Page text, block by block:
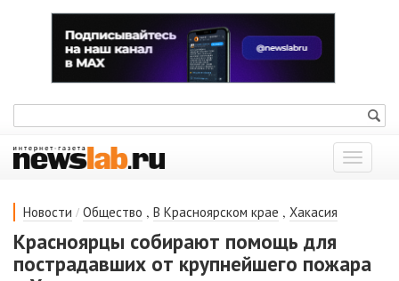
Показать
меню
Новости / Общество , В Красноярском крае , Хакасия
Красноярцы собирают помощь для
пострадавших от крупнейшего пожара